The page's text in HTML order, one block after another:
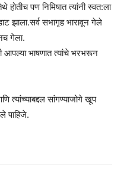
होतीच पण निमिषात त्यांनी स्वत:ला
झाला.सर्व सभागृह भारावून गेले
गेला.
आपल्या भाषणात त्यांचे भरभरून
त्यांच्याबद्दल सांगण्याजोगे खूप
पाहिजे.